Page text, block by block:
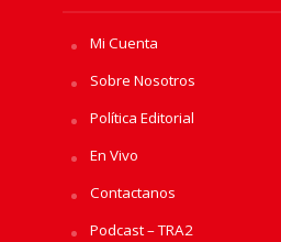
Mi Cuenta
Sobre Nosotros
Política Editorial
En Vivo
Contactanos
Podcast – TRA2